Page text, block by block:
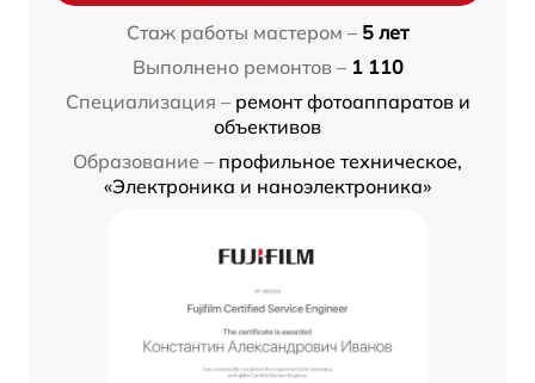
Стаж работы мастером – 5 лет
Выполнено ремонтов – 1 110
Специализация – ремонт фотоаппаратов и
объективов
Образование – профильное техническое,
«Электроника и наноэлектроника»